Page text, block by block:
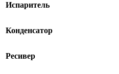
Испаритель
Конденсатор
Ресивер